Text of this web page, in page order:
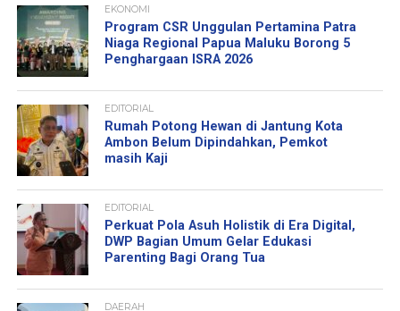
EKONOMI
Program CSR Unggulan Pertamina Patra
Niaga Regional Papua Maluku Borong 5
Penghargaan ISRA 2026
EDITORIAL
Rumah Potong Hewan di Jantung Kota
Ambon Belum Dipindahkan, Pemkot
masih Kaji
EDITORIAL
Perkuat Pola Asuh Holistik di Era Digital,
DWP Bagian Umum Gelar Edukasi
Parenting Bagi Orang Tua
DAERAH